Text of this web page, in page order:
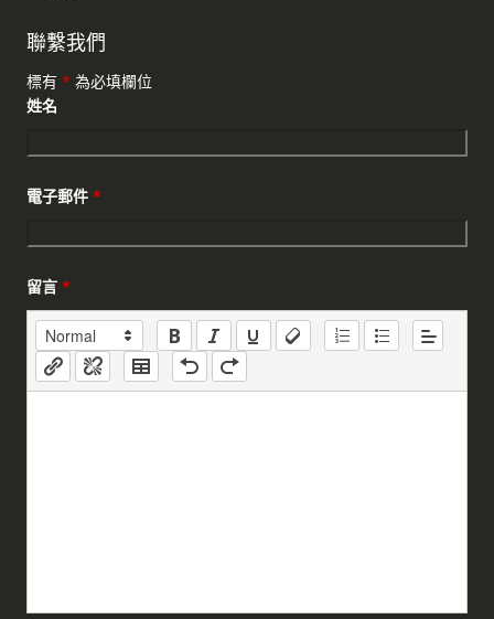
聯繫我們
標有 * 為必填欄位
姓名
電子郵件 *
留言 *